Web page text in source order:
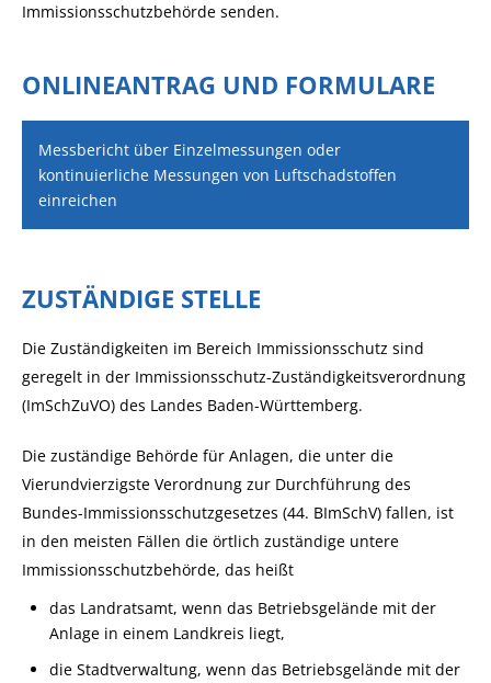
Immissionsschutzbehörde senden.
ONLINEANTRAG UND FORMULARE
Messbericht über Einzelmessungen oder
kontinuierliche Messungen von Luftschadstoffen
einreichen
ZUSTÄNDIGE STELLE
Die Zuständigkeiten im Bereich Immissionsschutz sind
geregelt in der Immissionsschutz-Zuständigkeitsverordnung
(ImSchZuVO) des Landes Baden-Württemberg.
Die zuständige Behörde für Anlagen, die unter die
Vierundvierzigste Verordnung zur Durchführung des
Bundes-Immissionsschutzgesetzes (44. BImSchV) fallen, ist
in den meisten Fällen die örtlich zuständige untere
Immissionsschutzbehörde, das heißt
das Landratsamt, wenn das Betriebsgelände mit der
Anlage in einem Landkreis liegt,
die Stadtverwaltung, wenn das Betriebsgelände mit der